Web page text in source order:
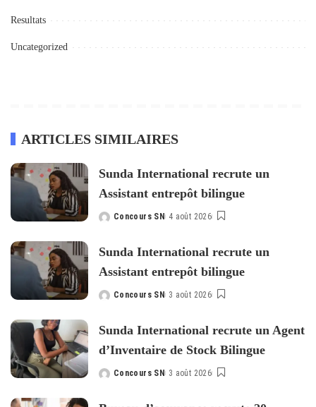
Resultats
Uncategorized
ARTICLES SIMILAIRES
Sunda International recrute un
Assistant entrepôt bilingue
Posted
Concours SN 4 août 2026
Sunda International recrute un
Assistant entrepôt bilingue
Posted
Concours SN 3 août 2026
Sunda International recrute un Agent
d’Inventaire de Stock Bilingue
Posted
Concours SN 3 août 2026